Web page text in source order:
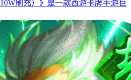
刷充）》是一款西游卡牌手游巨